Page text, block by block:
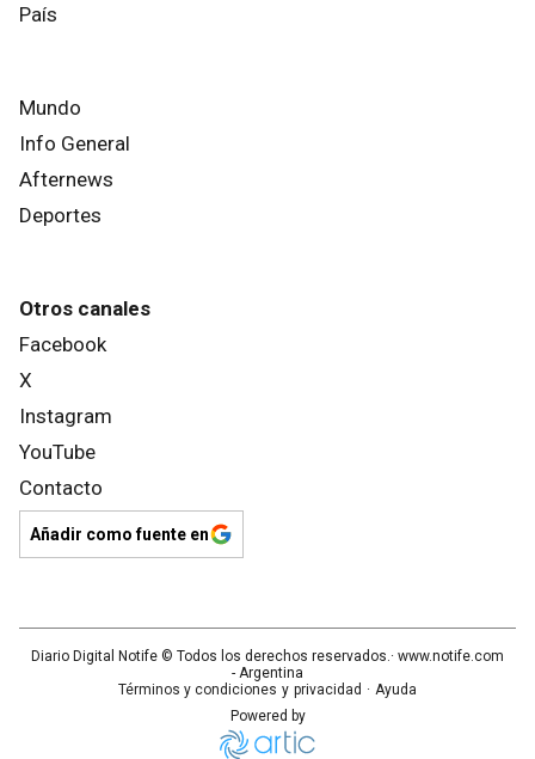
País
Mundo
Info General
Afternews
Deportes
Otros canales
Facebook
X
Instagram
YouTube
Contacto
Añadir como fuente en
Diario Digital Notife © Todos los derechos reservados.· www.notife.com
- Argentina
Términos y condiciones y privacidad · Ayuda
Powered by